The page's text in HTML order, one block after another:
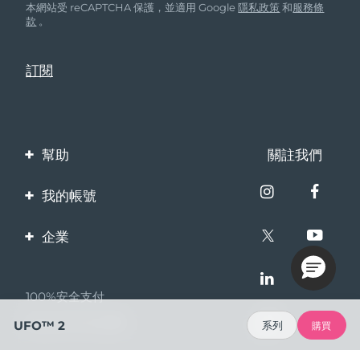
本網站受 reCAPTCHA 保護，並適用 Google隱私政策 和服務條
款 。
幫助
聯繫我們
保修與退換貨
關註我們
我的帳號
產品註冊
企業
夥伴計畫
聯盟新聞
100%安全支付
Bazaarvoice口碑
UFO™ 2 系列 購買